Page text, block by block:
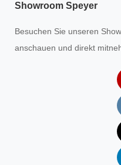
Showroom Speyer
Besuchen Sie unseren
anschauen und direkt